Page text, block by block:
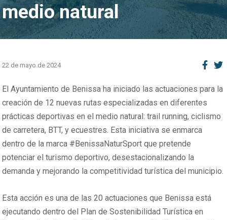
medio natural
22 de mayo de 2024
El Ayuntamiento de Benissa ha iniciado las actuaciones para la
creación de 12 nuevas rutas especializadas en diferentes
prácticas deportivas en el medio natural: trail running, ciclismo
de carretera, BTT, y ecuestres. Esta iniciativa se enmarca
dentro de la marca #BenissaNaturSport que pretende
potenciar el turismo deportivo, desestacionalizando la
demanda y mejorando la competitividad turística del municipio.
Esta acción es una de las 20 actuaciones que Benissa está
ejecutando dentro del Plan de Sostenibilidad Turística en